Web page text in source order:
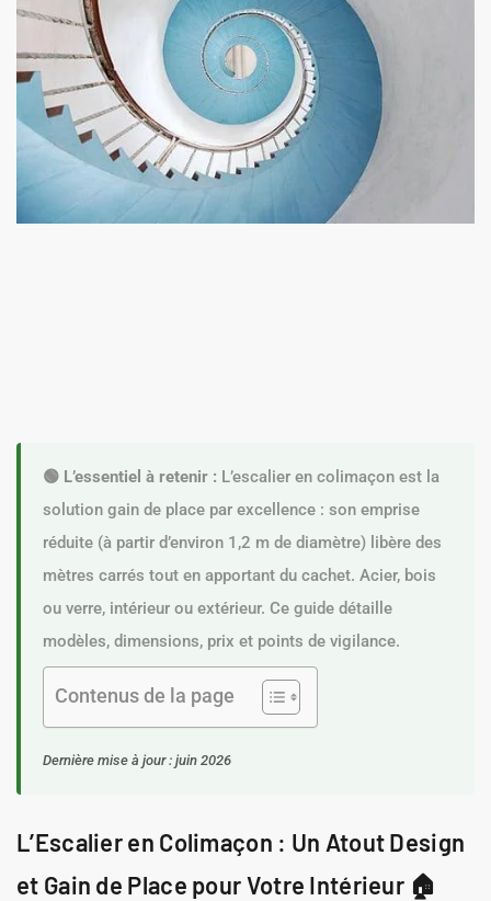
🟢 L’essentiel à retenir : L’escalier en colimaçon est la
solution gain de place par excellence : son emprise
réduite (à partir d’environ 1,2 m de diamètre) libère des
mètres carrés tout en apportant du cachet. Acier, bois
ou verre, intérieur ou extérieur. Ce guide détaille
modèles, dimensions, prix et points de vigilance.
Contenus de la page
Dernière mise à jour : juin 2026
L’Escalier en Colimaçon : Un Atout Design
et Gain de Place pour Votre Intérieur 🏠